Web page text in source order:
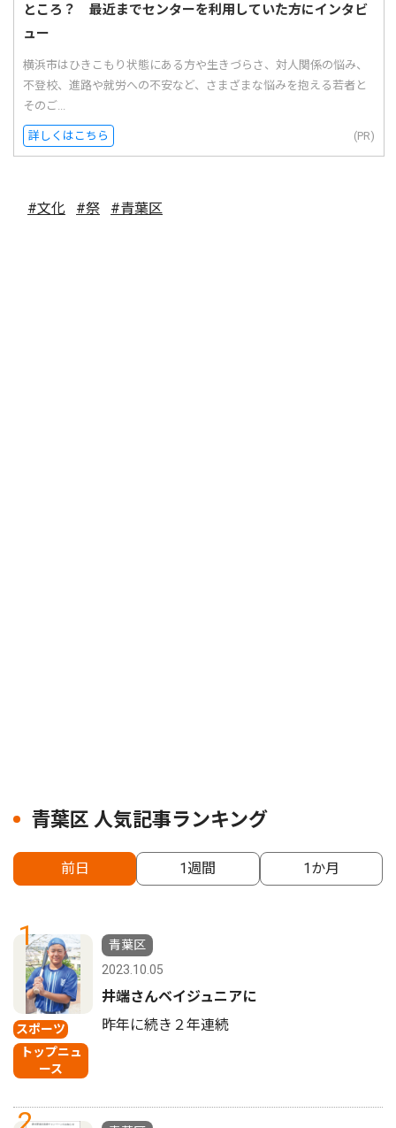
ところ？ 最近までセンターを利用していた方にインタビ
ュー
横浜市はひきこもり状態にある方や生きづらさ、対人関係の悩み、
不登校、進路や就労への不安など、さまざまな悩みを抱える若者と
そのご...
詳しくはこちら (PR)
#文化 #祭 #青葉区
青葉区 人気記事ランキング
前日 1週間 1か月
1
スポーツ
トップニュ
ース
青葉区
2023.10.05
井端さんベイジュニアに
昨年に続き２年連続